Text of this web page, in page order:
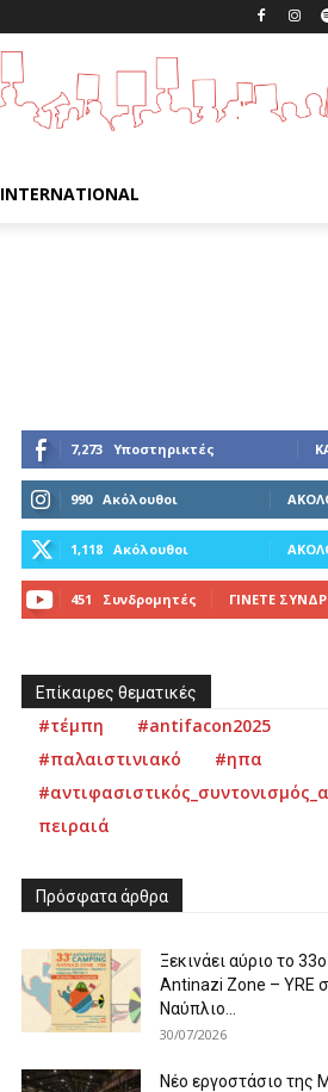
INTERNATIONAL
7,273 Υποστηρικτές
990 Ακόλουθοι
1,118 Ακόλουθοι
451 Συνδρομητές ΓΊΝΕΤΕ
Επίκαιρες θεματικές
#τέμπη
#antifacon2025
#παλαιστινιακό
#ηπα
πειραιά
Πρόσφατα άρθρα
Ξεκινάει αύριο το
Antinazi Zone – YRE
Ναύπλιο...
30/07/2026
Νέο εργοστάσιο της